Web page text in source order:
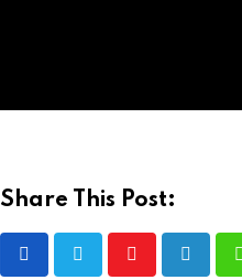
Share This Post:
YoutubeLinkedIn